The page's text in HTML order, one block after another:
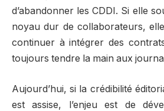
d’abandonner les CDDI. Si elle
noyau dur de collaborateurs,
continuer à intégrer des
toujours tendre la main aux
Aujourd’hui, si la crédibilité
est assise, l’enjeu est de